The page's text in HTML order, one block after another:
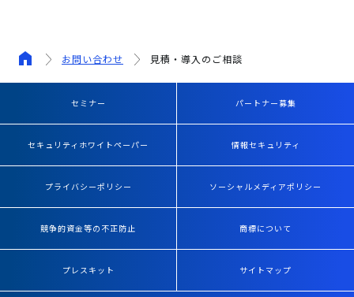
お問い合わせ 見積・導入のご相談
セミナー パートナー募集
セキュリティホワイトペーパー 情報セキュリティ
プライバシーポリシー ソーシャルメディアポリシー
競争的資金等の不正防止 商標について
プレスキット サイトマップ